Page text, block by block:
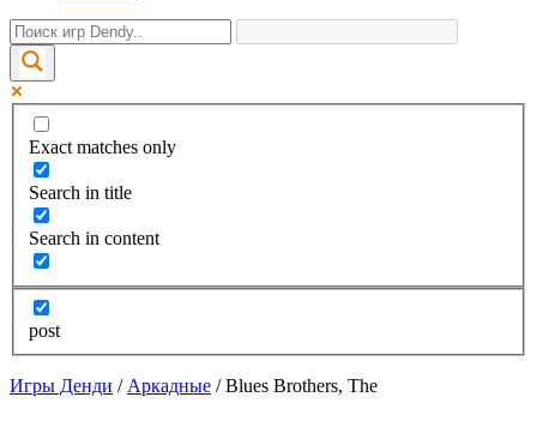
Exact matches only
Search in title
Search in content
post
Игры Денди / Аркадные /Blues Brothers, The